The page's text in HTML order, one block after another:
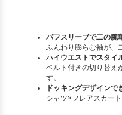
パフスリーブで二の腕
ふんわり膨らむ袖が、
ハイウエストでスタイ
ベルト付きの切り替え
す。
ドッキングデザインで
シャツ×フレアスカー